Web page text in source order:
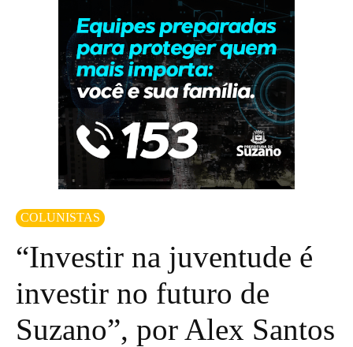
COLUNISTAS
“Investir na juventude é
investir no futuro de
Suzano”, por Alex Santos